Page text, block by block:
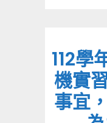
112學
機實
事宜